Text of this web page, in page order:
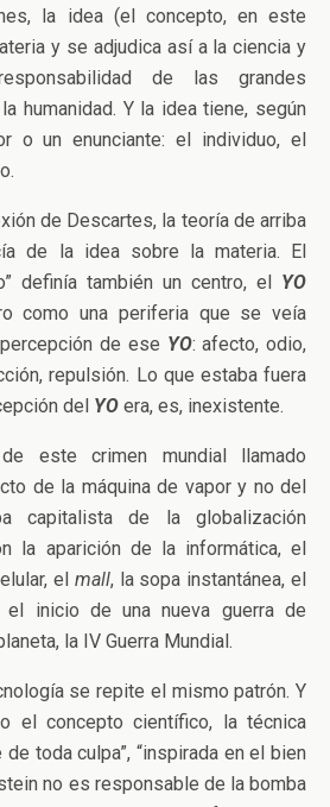
la idea (el concepto, en este
y se adjudica así a la ciencia y
de las grandes
humanidad. Y la idea tiene, según
o un enunciante: el individuo, el
de Descartes, la teoría de arriba
de la idea sobre la materia. El
definía también un centro, el YO
como una periferia que se veía
de ese YO: afecto, odio,
repulsión. Lo que estaba fuera
del YO era, es, inexistente.
este crimen mundial llamado
de la máquina de vapor y no del
capitalista de la globalización
la aparición de la informática, el
el mall, la sopa instantánea, el
inicio de una nueva guerra de
la IV Guerra Mundial.
se repite el mismo patrón. Y
el concepto científico, la técnica
de toda culpa”, “inspirada en el bien
no es responsable de la bomba